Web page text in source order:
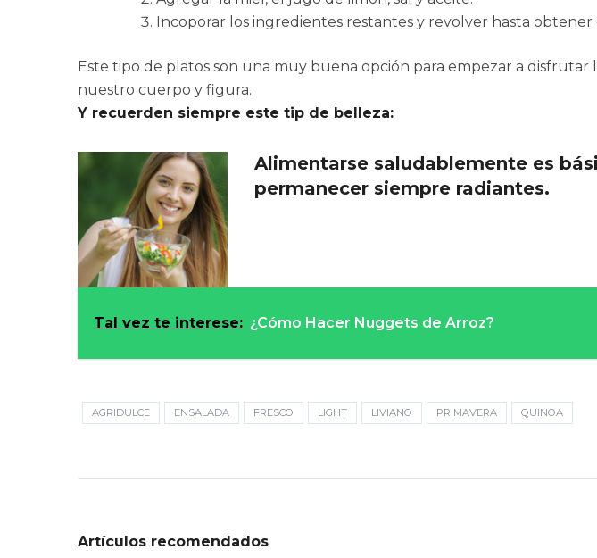
Incoporar los ingredientes restantes y revolver hasta obtener
Este tipo de platos son una muy buena opción para empezar a disfrutar
nuestro cuerpo y figura.
Y recuerden siempre este tip de belleza:
Alimentarse saludablemente es
permanecer siempre radiantes.
Tal vez te interese: ¿Cómo Hacer Nuggets de Arroz?
AGRIDULCE ENSALADA FRESCO LIGHT LIVIANO PRIMAVERA QUINOA
Artículos recomendados